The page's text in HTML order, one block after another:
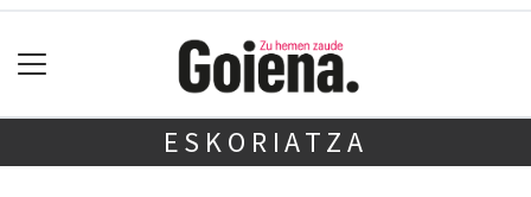
ESKORIATZA